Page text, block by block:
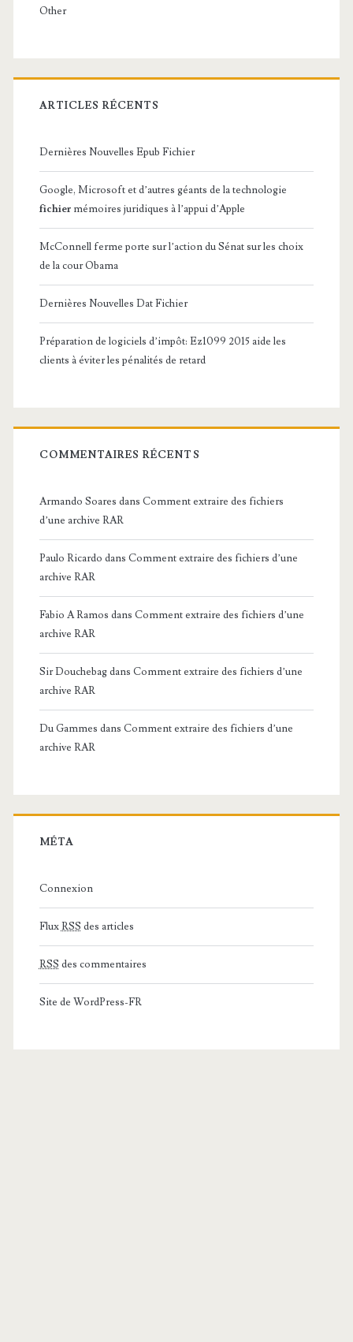
Other
ARTICLES RÉCENTS
Dernières Nouvelles Epub Fichier
Google, Microsoft et d’autres géants de la technologie
fichier mémoires juridiques à l’appui d’Apple
McConnell ferme porte sur l’action du Sénat sur les choix
de la cour Obama
Dernières Nouvelles Dat Fichier
Préparation de logiciels d’impôt: Ez1099 2015 aide les
clients à éviter les pénalités de retard
COMMENTAIRES RÉCENTS
Armando Soares dans Comment extraire des fichiers
d’une archive RAR
Paulo Ricardo dans Comment extraire des fichiers d’une
archive RAR
Fabio A Ramos dans Comment extraire des fichiers d’une
archive RAR
Sir Douchebagdans Comment extraire des fichiers d’une
archive RAR
Du Gammes dans Comment extraire des fichiers d’une
archive RAR
MÉTA
Connexion
FluxRSS des articles
RSS des commentaires
Site de WordPress-FR